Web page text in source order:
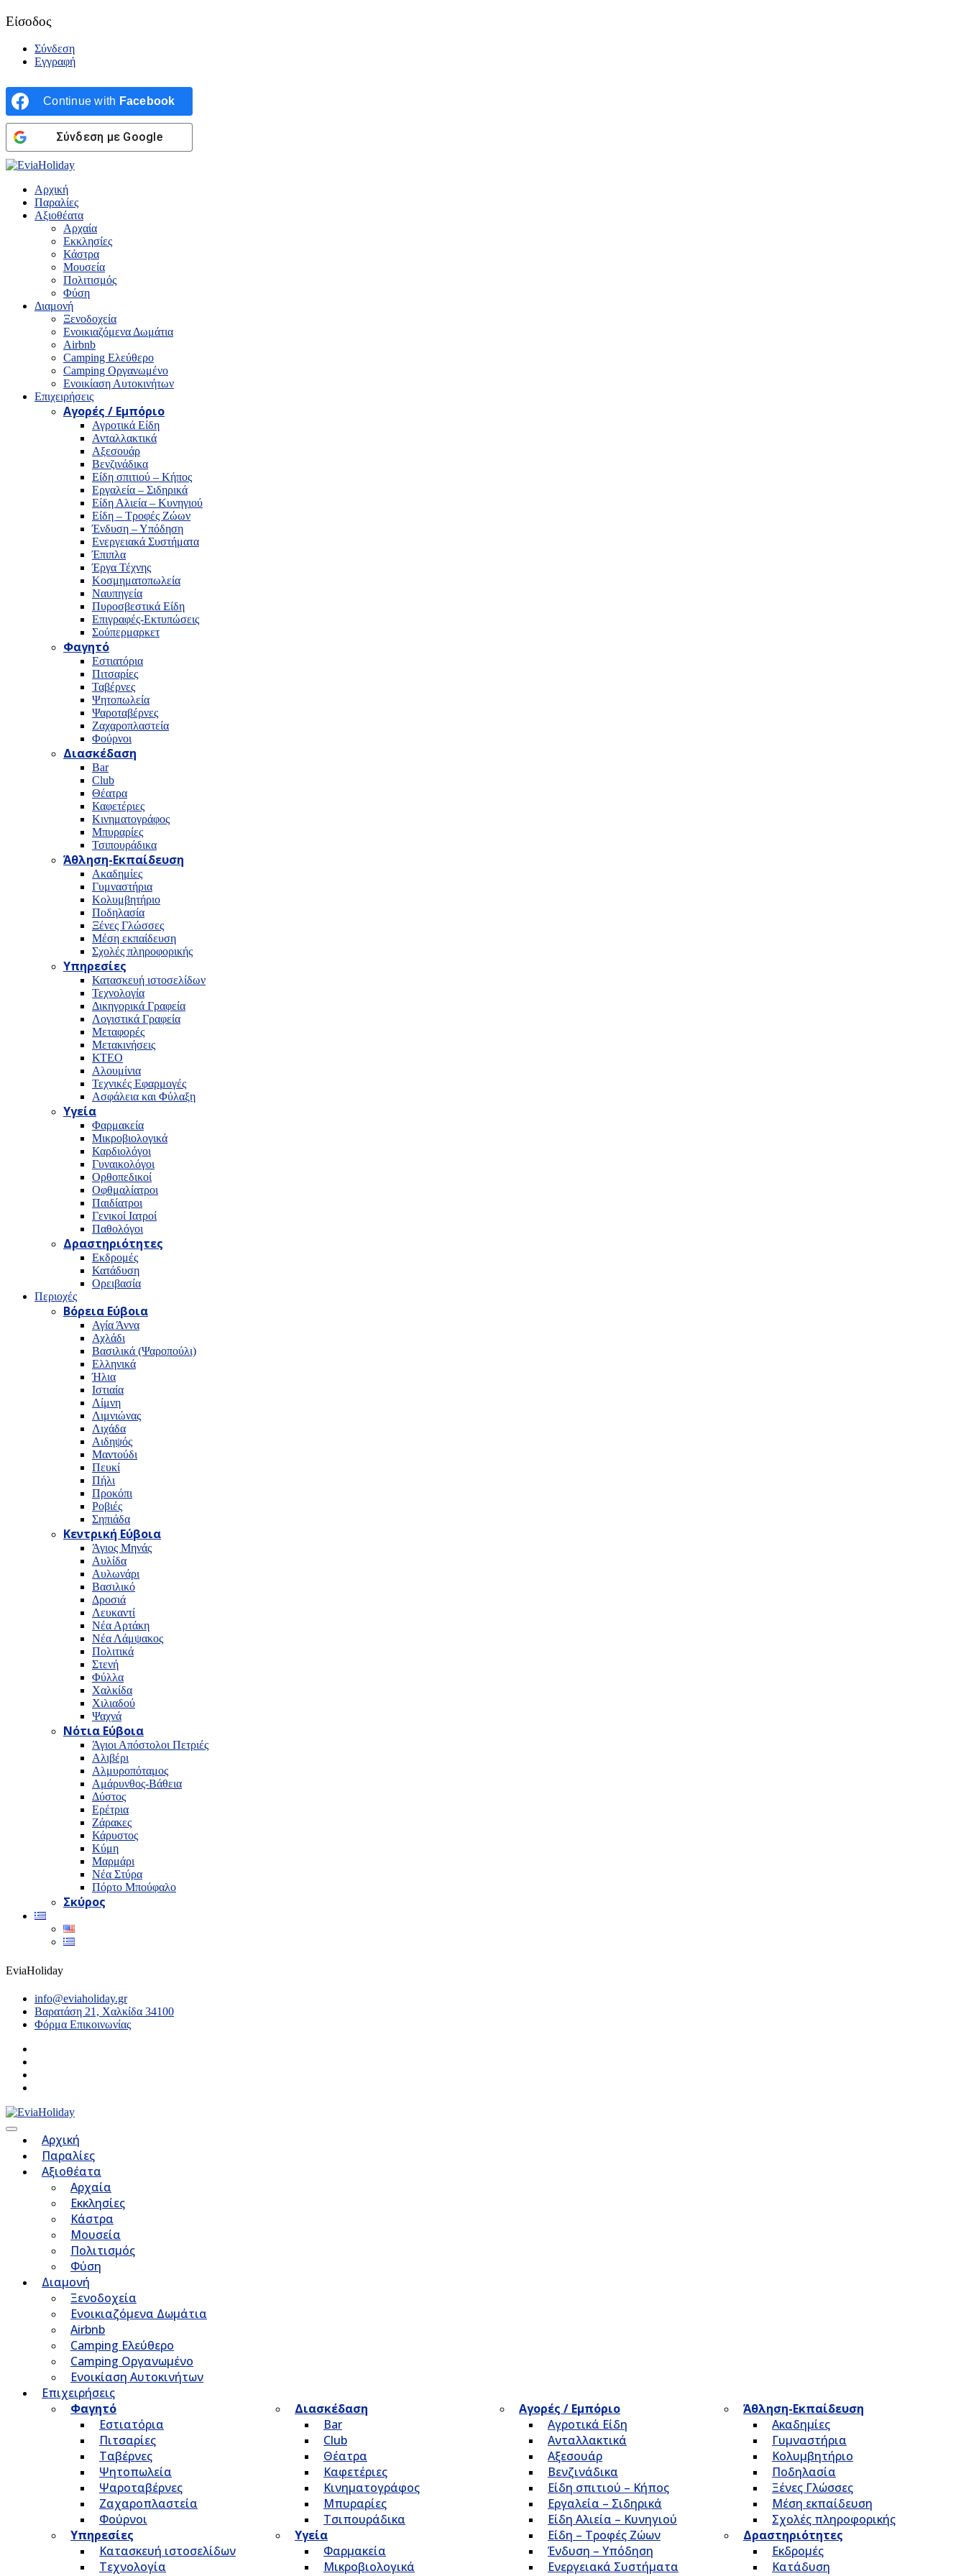
Είσοδος
Σύνδεση
Εγγραφή
Continue with Facebook
Σύνδεση με Google
Αρχική
Παραλίες
Αξιοθέατα
Αρχαία
Εκκλησίες
Κάστρα
Μουσεία
Πολιτισμός
Φύση
Διαμονή
Ξενοδοχεία
Ενοικιαζόμενα Δωμάτια
Airbnb
Camping Ελεύθερο
Camping Οργανωμένο
Ενοικίαση Αυτοκινήτων
Επιχειρήσεις
Αγορές / Εμπόριο
Αγροτικά Είδη
Ανταλλακτικά
Αξεσουάρ
Βενζινάδικα
Είδη σπιτιού – Κήπος
Εργαλεία – Σιδηρικά
Είδη Αλιεία – Κυνηγιού
Είδη – Τροφές Ζώων
Ένδυση – Υπόδηση
Ενεργειακά Συστήματα
Έπιπλα
Έργα Τέχνης
Κοσμηματοπωλεία
Ναυπηγεία
Πυροσβεστικά Είδη
Επιγραφές-Εκτυπώσεις
Σούπερμαρκετ
Φαγητό
Εστιατόρια
Πιτσαρίες
Ταβέρνες
Ψητοπωλεία
Ψαροταβέρνες
Ζαχαροπλαστεία
Φούρνοι
Διασκέδαση
Bar
Club
Θέατρα
Καφετέριες
Κινηματογράφος
Μπυραρίες
Τσιπουράδικα
Άθληση-Εκπαίδευση
Ακαδημίες
Γυμναστήρια
Κολυμβητήριο
Ποδηλασία
Ξένες Γλώσσες
Μέση εκπαίδευση
Σχολές πληροφορικής
Υπηρεσίες
Κατασκευή ιστοσελίδων
Τεχνολογία
Δικηγορικά Γραφεία
Λογιστικά Γραφεία
Μεταφορές
Μετακινήσεις
ΚΤΕΟ
Αλουμίνια
Τεχνικές Εφαρμογές
Ασφάλεια και Φύλαξη
Υγεία
Φαρμακεία
Μικροβιολογικά
Καρδιολόγοι
Γυναικολόγοι
Ορθοπεδικοί
Οφθμαλίατροι
Παιδίατροι
Γενικοί Ιατροί
Παθολόγοι
Δραστηριότητες
Εκδρομές
Κατάδυση
Ορειβασία
Περιοχές
Βόρεια Εύβοια
Αγία Άννα
Αχλάδι
Βασιλικά (Ψαροπούλι)
Ελληνικά
Ήλια
Ιστιαία
Λίμνη
Λιμνιώνας
Λιχάδα
Αιδηψός
Μαντούδι
Πευκί
Πήλι
Προκόπι
Ροβιές
Σηπιάδα
Κεντρική Εύβοια
Άγιος Μηνάς
Αυλίδα
Αυλωνάρι
Βασιλικό
Δροσιά
Λευκαντί
Νέα Αρτάκη
Νέα Λάμψακος
Πολιτικά
Στενή
Φύλλα
Χαλκίδα
Χιλιαδού
Ψαχνά
Νότια Εύβοια
Άγιοι Απόστολοι Πετριές
Αλιβέρι
Αλμυροπόταμος
Αμάρυνθος-Βάθεια
Δύστος
Ερέτρια
Ζάρακες
Κάρυστος
Κύμη
Μαρμάρι
Νέα Στύρα
Πόρτο Μπούφαλο
Σκύρος
EviaHoliday
info@eviaholiday.gr
Βαρατάση 21, Χαλκίδα 34100
Φόρμα Επικοινωνίας
Αρχική
Παραλίες
Αξιοθέατα
Αρχαία
Εκκλησίες
Κάστρα
Μουσεία
Πολιτισμός
Φύση
Διαμονή
Ξενοδοχεία
Ενοικιαζόμενα Δωμάτια
Airbnb
Camping Ελεύθερο
Camping Οργανωμένο
Ενοικίαση Αυτοκινήτων
Επιχειρήσεις
Αγορές / Εμπόριο
Αγροτικά Είδη
Ανταλλακτικά
Αξεσουάρ
Βενζινάδικα
Είδη σπιτιού – Κήπος
Εργαλεία – Σιδηρικά
Είδη Αλιεία – Κυνηγιού
Είδη – Τροφές Ζώων
Ένδυση – Υπόδηση
Ενεργειακά Συστήματα
Φαγητό
Εστιατόρια
Πιτσαρίες
Ταβέρνες
Ψητοπωλεία
Ψαροταβέρνες
Ζαχαροπλαστεία
Φούρνοι
Διασκέδαση
Bar
Club
Θέατρα
Καφετέριες
Κινηματογράφος
Μπυραρίες
Τσιπουράδικα
Άθληση-Εκπαίδευση
Ακαδημίες
Γυμναστήρια
Κολυμβητήριο
Ποδηλασία
Ξένες Γλώσσες
Μέση εκπαίδευση
Σχολές πληροφορικής
Υπηρεσίες
Κατασκευή ιστοσελίδων
Τεχνολογία
Υγεία
Φαρμακεία
Μικροβιολογικά
Δραστηριότητες
Εκδρομές
Κατάδυση